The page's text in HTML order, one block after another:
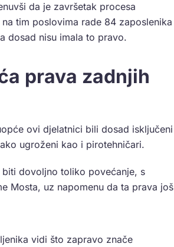
da je završetak procesa
tim poslovima rade 84 zaposlenika
dosad nisu imala to pravo.
prava zadnjih
ovi djelatnici bili dosad isključeni
ugroženi kao i pirotehničari.
dovoljno toliko povećanje, s
Mosta, uz napomenu da ta prava još
vidi što zapravo znače